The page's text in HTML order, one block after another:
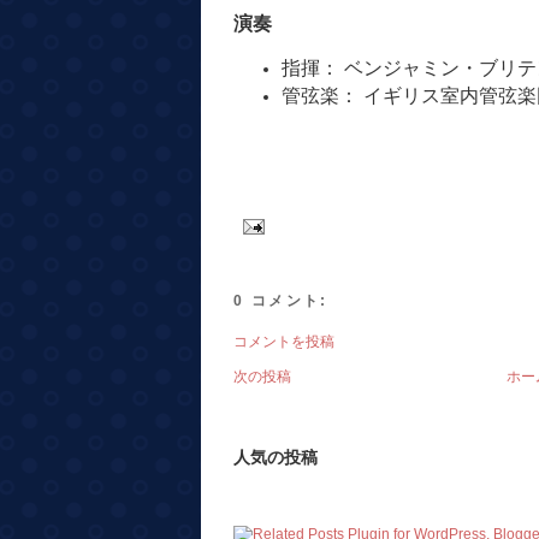
演奏
指揮：
ベンジャミン・ブリテ
管弦楽：
イギリス室内管弦楽
0 コメント:
コメントを投稿
次の投稿 ホー
人気の投稿